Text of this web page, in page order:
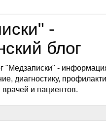
-
блог
"Медзаписки" -
диагностику,
и пациентов.